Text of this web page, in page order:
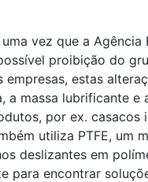
vez que a Agência
proibição do
estas
a massa lubrificante e
por ex. casacos
utiliza PTFE, um
deslizantes em
para encontrar